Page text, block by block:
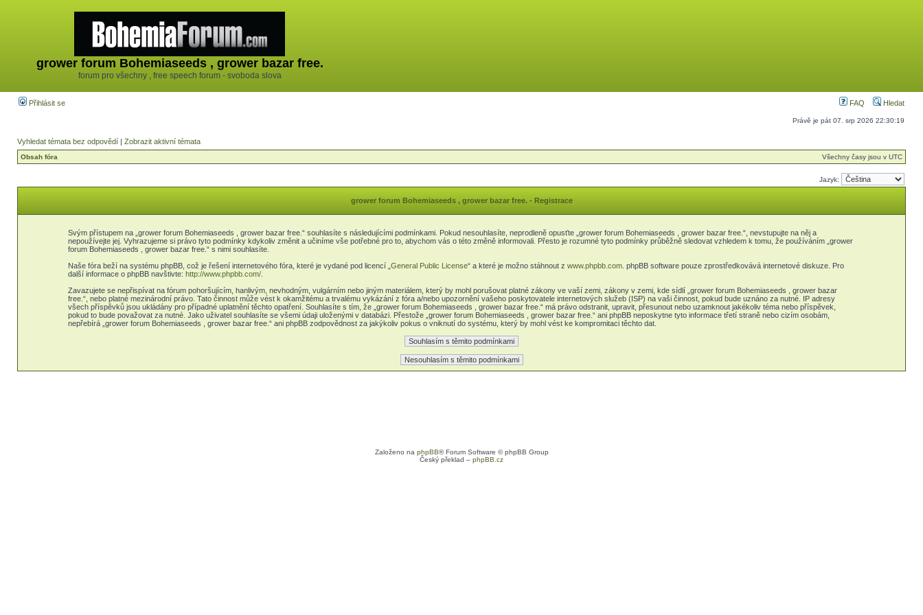
grower forum Bohemiaseeds , grower bazar free.
forum pro všechny , free speech forum - svoboda slova
Přihlásit se FAQ Hledat
Právě je pát 07. srp 2026 22:30:19
Vyhledat témata bez odpovědí | Zobrazit aktivní témata
Obsah fóra Všechny časy jsou v UTC
Jazyk:
grower forum Bohemiaseeds , grower bazar free. - Registrace
Svým přístupem na „grower forum Bohemiaseeds , grower bazar free.“ souhlasíte s následujícími podmínkami. Pokud nesouhlasíte, neprodleně opusťte „grower forum Bohemiaseeds , grower bazar free.“, nevstupujte na něj a
nepoužívejte jej. Vyhrazujeme si právo tyto podmínky kdykoliv změnit a učiníme vše potřebné pro to, abychom vás o této změně informovali. Přesto je rozumné tyto podmínky průběžně sledovat vzhledem k tomu, že používáním „grower
forum Bohemiaseeds , grower bazar free.“ s nimi souhlasíte.
Naše fóra beží na systému phpBB, což je řešení internetového fóra, které je vydané pod licencí „ General Public License“ a které je možno stáhnout z www.phpbb.com. phpBB software pouze zprostředkovává internetové diskuze. Pro
další informace o phpBB navštivte: http://www.phpbb.com/.
Zavazujete se nepřispívat na fórum pohoršujícím, hanlivým, nevhodným, vulgárním nebo jiným materiálem, který by mohl porušovat platné zákony ve vaší zemi, zákony v zemi, kde sídlí „grower forum Bohemiaseeds , grower bazar
free.“, nebo platné mezinárodní právo. Tato činnost může vést k okamžitému a trvalému vykázání z fóra a/nebo upozornění vašeho poskytovatele internetových služeb (ISP) na vaši činnost, pokud bude uznáno za nutné. IP adresy
všech příspěvků jsou ukládány pro případné uplatnění těchto opatření. Souhlasíte s tím, že „grower forum Bohemiaseeds , grower bazar free.“ má právo odstranit, upravit, přesunout nebo uzamknout jakékoliv téma nebo příspěvek,
pokud to bude považovat za nutné. Jako uživatel souhlasíte se všemi údaji uloženými v databázi. Přestože „grower forum Bohemiaseeds , grower bazar free.“ ani phpBB neposkytne tyto informace třetí straně nebo cizím osobám,
nepřebírá „grower forum Bohemiaseeds , grower bazar free.“ ani phpBB zodpovědnost za jakýkoliv pokus o vniknutí do systému, který by mohl vést ke kompromitaci těchto dat.
Založeno na phpBB® Forum Software © phpBB Group
Český překlad – phpBB.cz